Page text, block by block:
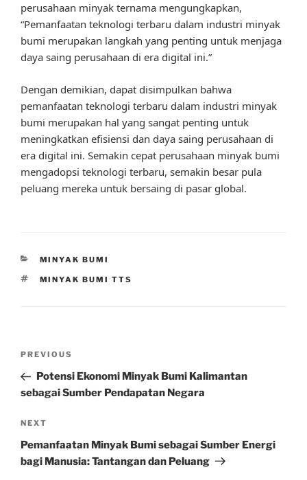
perusahaan minyak ternama mengungkapkan,
“Pemanfaatan teknologi terbaru dalam industri minyak
bumi merupakan langkah yang penting untuk menjaga
daya saing perusahaan di era digital ini.”
Dengan demikian, dapat disimpulkan bahwa
pemanfaatan teknologi terbaru dalam industri minyak
bumi merupakan hal yang sangat penting untuk
meningkatkan efisiensi dan daya saing perusahaan di
era digital ini. Semakin cepat perusahaan minyak bumi
mengadopsi teknologi terbaru, semakin besar pula
peluang mereka untuk bersaing di pasar global.
CATEGORIES
MINYAK BUMI
TAGS
MINYAK BUMI TTS
Previous
Post
PREVIOUS
Potensi Ekonomi Minyak Bumi Kalimantan
sebagai Sumber Pendapatan Negara
Next
Post
NEXT
Pemanfaatan Minyak Bumi sebagai Sumber Energi
bagi Manusia: Tantangan dan Peluang